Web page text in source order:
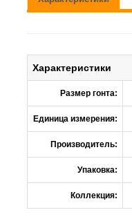
Характеристики
Размер гонта:
Единица измерения:
Производитель:
Упаковка:
Коллекция: